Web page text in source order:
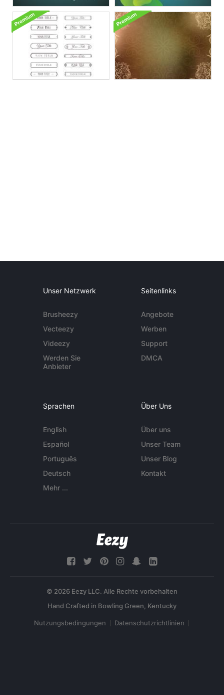
Unser Netzwerk
Brusheezy
Vecteezy
Videezy
Werden Sie
Anbieter
Seitenlinks
Angebote
Werben
Support
DMCA
Sprachen
English
Español
Português
Deutsch
Mehr ...
Über Uns
Über uns
Unser Team
Unser Blog
Kontakt
© 2026 Eezy LLC. Alle Rechte vorbehalten
Nutzungsbedingungen Datenschutzrichtlinien